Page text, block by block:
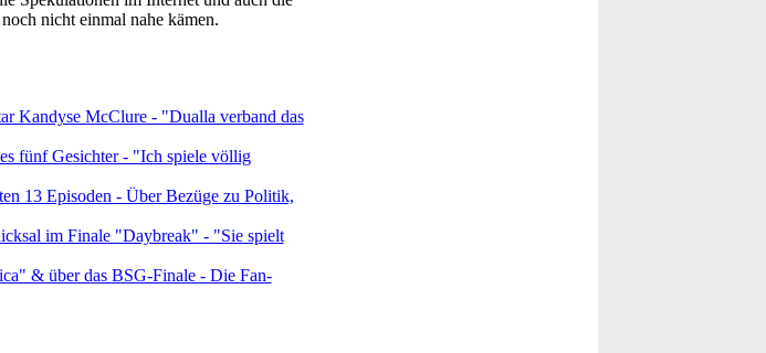
nicht einmal nahe kämen.
Kandyse McClure - "Dualla verband das
fünf Gesichter - "Ich spiele völlig
13 Episoden - Über Bezüge zu Politik,
im Finale "Daybreak" - "Sie spielt
& über das BSG-Finale - Die Fan-